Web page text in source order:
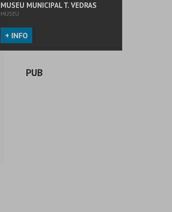
MUSEU MUNICIPAL T. VEDRAS
MUSEU
+ INFO
PUB